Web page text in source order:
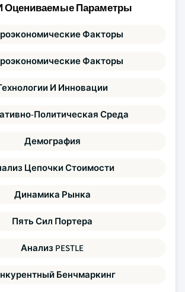
Оцениваемые Параметры
Факторы
Факторы
И Инновации
Политическая Среда
Демография
Цепочки Стоимости
Динамика Рынка
Пять Сил Портера
Анализ PESTLE
Бенчмаркинг